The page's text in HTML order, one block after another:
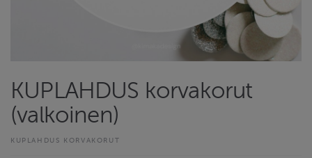
KUPLAHDUS korvakorut
(valkoinen)
KUPLAHDUS KORVAKORUT